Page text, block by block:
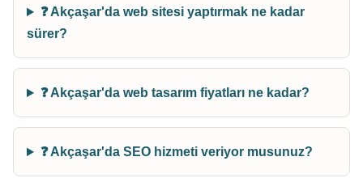
❓ Akçaşar'da web sitesi yaptırmak ne kadar
sürer?
❓ Akçaşar'da web tasarım fiyatları ne kadar?
❓ Akçaşar'da SEO hizmeti veriyor musunuz?